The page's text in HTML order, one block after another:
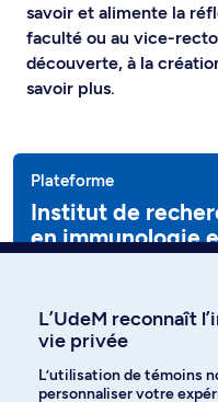
savoir et alimente la
faculté ou au vice-
découverte, à la
savoir plus.
Plateforme
Institut de
en immunologie
cancérologie de
Montréal
L’UdeM reconnaît
vie privée
L’utilisation de témoins
personnaliser votre